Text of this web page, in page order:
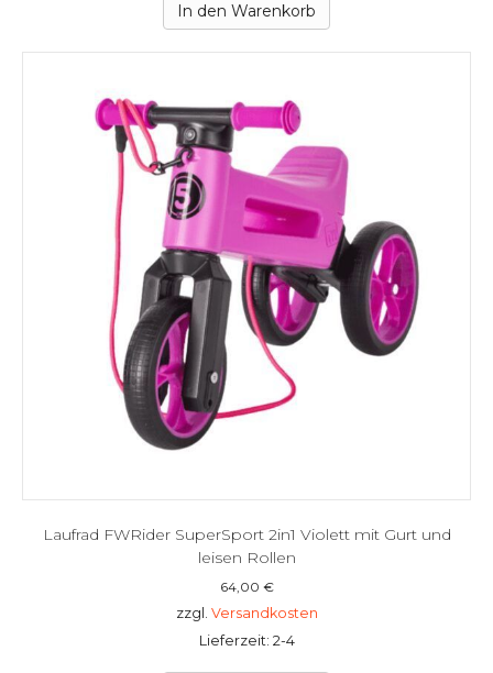
In den Warenkorb
Laufrad FWRider SuperSport 2in1 Violett mit Gurt und
leisen Rollen
64,00 €
zzgl. Versandkosten
Lieferzeit: 2-4